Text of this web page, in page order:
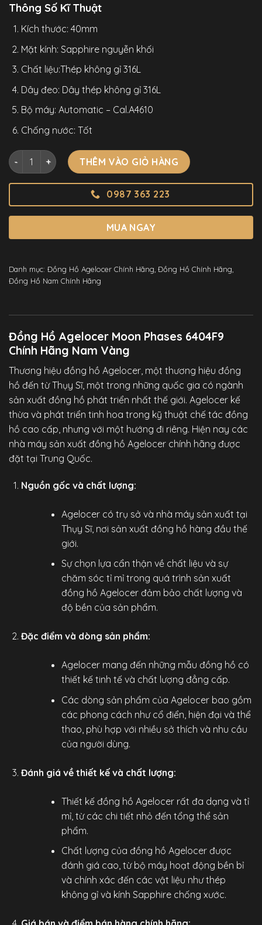
Thông Số Kĩ Thuật
Kích thước: 40mm
Mặt kính: Sapphire nguyễn khối
Chất liệu:Thép không gỉ 316L
Dây đeo: Dây thép không gỉ 316L
Bộ máy: Automatic – Cal.A4610
Chống nước: Tốt
Đồng Hồ Agelocer Moon Phases 6404F9 Chính Hãng Nam
THÊM VÀO GIỎ HÀNG
0987 363 223
MUA NGAY
Danh mục: Đồng Hồ Agelocer Chính Hãng, Đồng Hồ Chính Hãng,
Đồng Hồ Nam Chính Hãng
Đồng Hồ Agelocer Moon Phases 6404F9
Chính Hãng Nam Vàng
Thương hiệu đồng hồ Agelocer, một thương hiệu đồng
hồ đến từ Thụy Sĩ, một trong những quốc gia có ngành
sản xuất đồng hồ phát triển nhất thế giới. Agelocer kế
thừa và phát triển tinh hoa trong kỹ thuật chế tác đồng
hồ cao cấp, nhưng với một hướng đi riêng. Hiện nay các
nhà máy sản xuất đồng hồ Agelocer chính hãng được
đặt tại Trung Quốc.
Nguồn gốc và chất lượng:
Agelocer có trụ sở và nhà máy sản xuất tại
Thụy Sĩ, nơi sản xuất đồng hồ hàng đầu thế
giới.
Sự chọn lựa cẩn thận về chất liệu và sự
chăm sóc tỉ mỉ trong quá trình sản xuất
đồng hồ Agelocer đảm bảo chất lượng và
độ bền của sản phẩm.
Đặc điểm và dòng sản phẩm:
Agelocer mang đến những mẫu đồng hồ có
thiết kế tinh tế và chất lượng đẳng cấp.
Các dòng sản phẩm của Agelocer bao gồm
các phong cách như cổ điển, hiện đại và thể
thao, phù hợp với nhiều sở thích và nhu cầu
của người dùng.
Đánh giá về thiết kế và chất lượng:
Thiết kế đồng hồ Agelocerrất đa dạng và tỉ
mỉ, từ các chi tiết nhỏ đến tổng thể sản
phẩm.
Chất lượng của đồng hồ Agelocer được
đánh giá cao, từ bộ máy hoạt động bền bỉ
và chính xác đến các vật liệu như thép
không gỉ và kính Sapphire chống xước.